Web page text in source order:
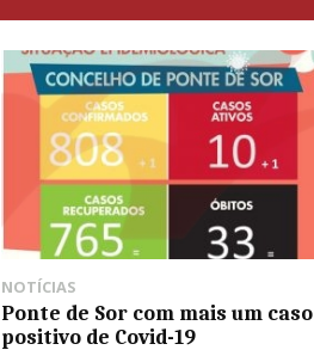
NOTÍCIAS
Ponte de Sor com mais um caso
positivo de Covid-19